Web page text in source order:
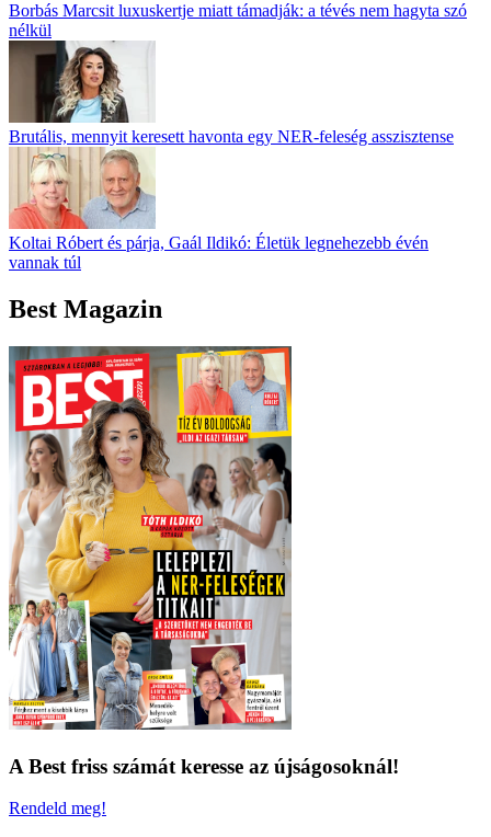
Borbás Marcsit luxuskertje miatt támadják: a tévés nem hagyta szó
nélkül
Brutális, mennyit keresett havonta egy NER-feleség asszisztense
Koltai Róbert és párja, Gaál Ildikó: Életük legnehezebb évén
vannak túl
Best Magazin
A Best friss számát keresse az újságosoknál!
Rendeld meg!